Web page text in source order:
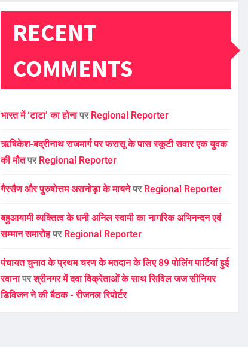
RECENT
COMMENTS
भारत में ‘टाटा’ का होनापर Regional Reporter
ऋषिकेश-बद्रीनाथ राजमार्ग पर फरासू के पास स्कूटी सवार एक युवक
की मौतपर Regional Reporter
गैरसैण और पुरुषोत्तम असनोड़ा के मायनेपर Regional Reporter
बहुआयामी व्यक्तित्व के धनी अनिल स्वामी का नागरिक अभिनन्दन एवं
सम्मान समारोहपर Regional Reporter
पंचायत चुनाव के प्रथम चरण के मतदान के लिए 89 पोलिंग पार्टियां हुई
रवानापरश्रीनगर में दवा विक्रेताओं के साथ सिविल जज सीनियर
डिविजन ने की बैठक - रीजनल रिपोर्टर